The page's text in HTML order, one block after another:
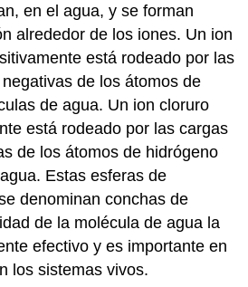
en el agua, y se forman
alrededor de los iones. Un ion
está rodeado por las
de los átomos de
de agua. Un ion cloruro
está rodeado por las cargas
de los átomos de hidrógeno
Estas esferas de
denominan conchas de
de la molécula de agua la
efectivo y es importante en
los sistemas vivos.